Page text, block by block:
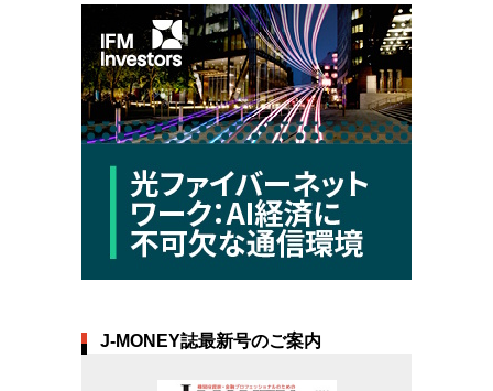
J-MONEY誌最新号のご案内